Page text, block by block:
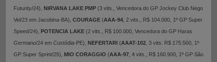
Futurity/24), NIRVANA LAKE PMP (3 vits., Vencedora do GP Jockey Club Nego
Vel/23 em Jacobina-BA), COURAGE (AAA-94 , 2 vits., R$ 104.000, 1º GP Super
Speed/24), POTENCIA LAKE (2 vits., R$ 100.000, Vencedora do GP Haras
Germano/24 em Custódia-PE), NEFERTARI (AAAT-102 , 3 vits. R$ 175.500, 1º
GP Super Sprint/25), MIO CORAGGIO (AAA-97 , 4 vits., R$ 160.900, 1º GP São